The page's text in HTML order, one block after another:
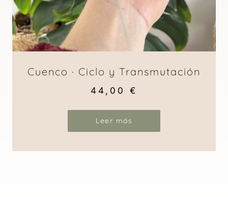
Cuenco · Ciclo y Transmutación
44,00 €
Leer más